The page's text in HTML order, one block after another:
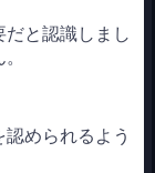
と認識しまし
められるよう